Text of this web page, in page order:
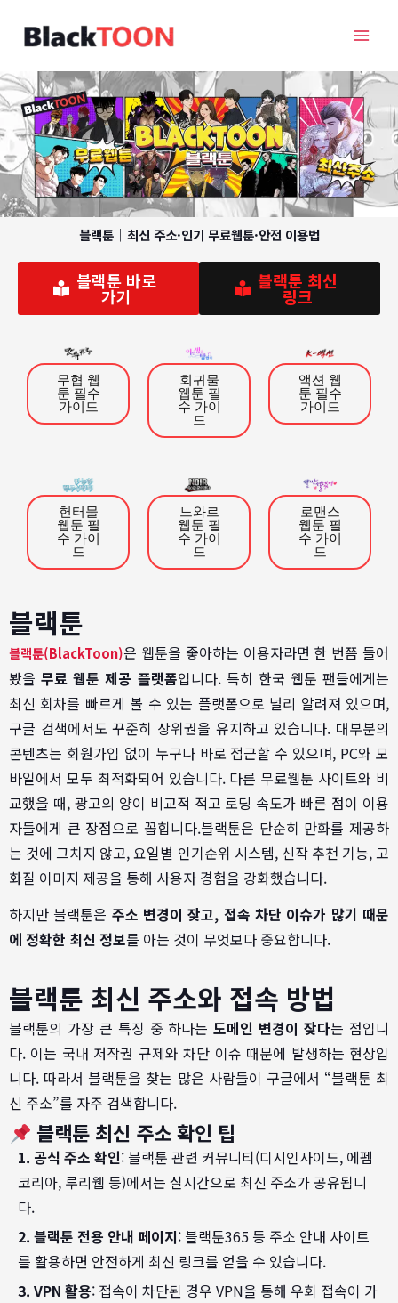
로
건
너
뛰
기
블랙툰｜최신 주소·인기 무료웹툰·안전 이용법
블랙툰 바로
가기
블랙툰 최신
링크
무협 웹
툰 필수
가이드
회귀물
웹툰 필
수 가이
드
액션 웹
툰 필수
가이드
헌터물
웹툰 필
수 가이
드
느와르
웹툰 필
수 가이
드
로맨스
웹툰 필
수 가이
드
블랙툰
블랙툰(BlackToon)은 웹툰을 좋아하는 이용자라면 한 번쯤 들어
봤을무료 웹툰 제공 플랫폼입니다. 특히 한국 웹툰 팬들에게는
최신 회차를 빠르게 볼 수 있는 플랫폼으로 널리 알려져 있으며,
구글 검색에서도 꾸준히 상위권을 유지하고 있습니다. 대부분의
콘텐츠는 회원가입 없이 누구나 바로 접근할 수 있으며, PC와 모
바일에서 모두 최적화되어 있습니다. 다른 무료웹툰 사이트와 비
교했을 때, 광고의 양이 비교적 적고 로딩 속도가 빠른 점이 이용
자들에게 큰 장점으로 꼽힙니다.블랙툰은 단순히 만화를 제공하
는 것에 그치지 않고, 요일별 인기순위 시스템, 신작 추천 기능, 고
화질 이미지 제공을 통해 사용자 경험을 강화했습니다.
하지만 블랙툰은 주소 변경이 잦고, 접속 차단 이슈가 많기 때문
에 정확한 최신 정보를 아는 것이 무엇보다 중요합니다.
블랙툰 최신 주소와 접속 방법
블랙툰의 가장 큰 특징 중 하나는도메인 변경이 잦다는 점입니
다. 이는 국내 저작권 규제와 차단 이슈 때문에 발생하는 현상입
니다. 따라서 블랙툰을 찾는 많은 사람들이 구글에서 “블랙툰 최
신 주소”를 자주 검색합니다.
블랙툰 최신 주소 확인 팁
1. 공식 주소 확인: 블랙툰 관련 커뮤니티(디시인사이드, 에펨
코리아, 루리웹 등)에서는 실시간으로 최신 주소가 공유됩니
다.
2. 블랙툰 전용 안내 페이지: 블랙툰365 등 주소 안내 사이트
를 활용하면 안전하게 최신 링크를 얻을 수 있습니다.
3. VPN 활용: 접속이 차단된 경우 VPN을 통해 우회 접속이 가